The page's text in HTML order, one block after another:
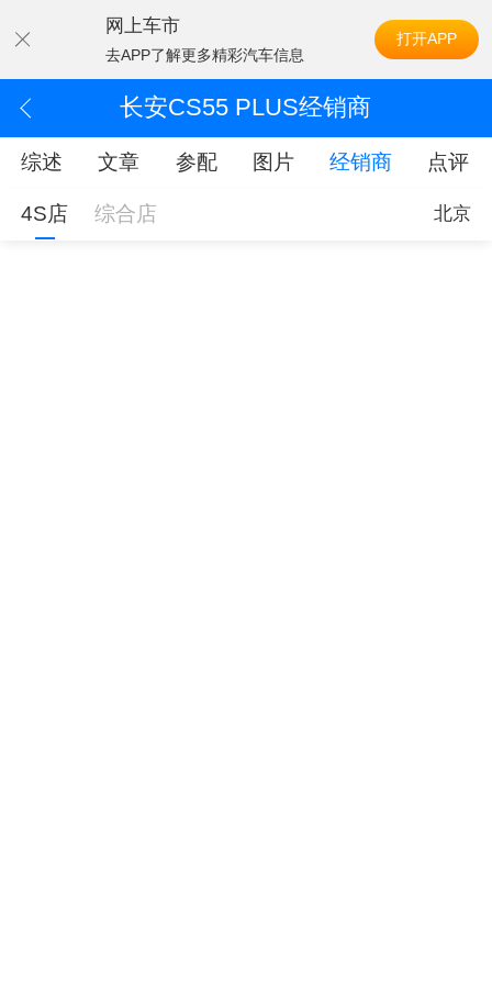
网上车市
去APP了解更多精彩汽车信息
打开APP
长安CS55 PLUS经销商
综述 文章 参配 图片 经销商 点评
4S店 综合店 北京